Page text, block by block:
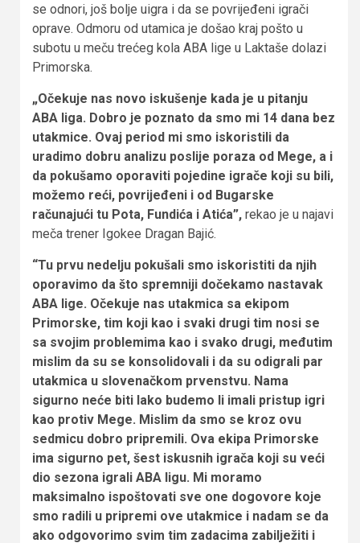
se odnori, još bolje uigra i da se povrijeđeni igrači
oprave. Odmoru od utamica je došao kraj pošto u
subotu u meču trećeg kola ABA lige u Laktaše dolazi
Primorska.
„Očekuje nas novo iskušenje kada je u pitanju
ABA liga. Dobro je poznato da smo mi 14 dana bez
utakmice. Ovaj period mi smo iskoristili da
uradimo dobru analizu poslije poraza od Mege, a i
da pokušamo oporaviti pojedine igrače koji su bili,
možemo reći, povrijeđeni i od Bugarske
računajući tu Pota, Fundića i Atića”, rekao je u najavi
meča trener Igokee Dragan Bajić.
“Tu prvu nedelju pokušali smo iskoristiti da njih
oporavimo da što spremniji dočekamo nastavak
ABA lige. Očekuje nas utakmica sa ekipom
Primorske, tim koji kao i svaki drugi tim nosi se
sa svojim problemima kao i svako drugi, međutim
mislim da su se konsolidovali i da su odigrali par
utakmica u slovenačkom prvenstvu. Nama
sigurno neće biti lako budemo li imali pristup igri
kao protiv Mege. Mislim da smo se kroz ovu
sedmicu dobro pripremili. Ova ekipa Primorske
ima sigurno pet, šest iskusnih igrača koji su veći
dio sezona igrali ABA ligu. Mi moramo
maksimalno ispoštovati sve one dogovore koje
smo radili u pripremi ove utakmice i nadam se da
ako odgovorimo svim tim zadacima zabilježiti i